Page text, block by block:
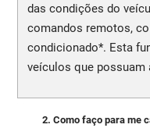
das condições do
comandos remotos,
condicionado*. Esta
veículos que
2. Como faço para me